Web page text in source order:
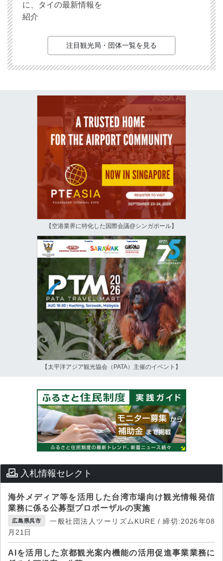
に、タイの最新情報を
紹介
注目観光局・団体一覧を見る
【空港業界に特化した国際会議@シンガポール】
【太平洋アジア観光協会（PATA）主催のイベント】
入札情報セレクト
海外メディア等を活用した台湾市場向け観光情報発信
業務に係る公募型プロポーザルの実施
広島県呉市
一般社団法人ツーリズムKURE / 締切:2026年08
月21日
AIを活用した京都観光案内機能の活用促進事業業務に